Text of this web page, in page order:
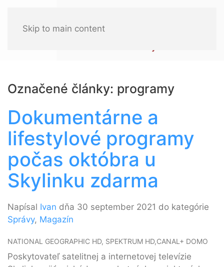
Skip to main content
Označené články: programy
Dokumentárne a
lifestylové programy
počas októbra u
Skylinku zdarma
Napísal Ivan dňa 30 september 2021 do kategórie
Správy, Magazín
NATIONAL GEOGRAPHIC HD, SPEKTRUM HD,CANAL+ DOMO
Poskytovateľ satelitnej a internetovej televízie